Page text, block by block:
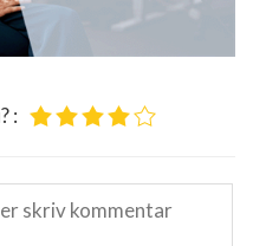
:
til at vælge
aktivt